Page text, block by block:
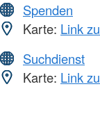
Spenden
Karte: Link
Suchdienst
Karte: Link